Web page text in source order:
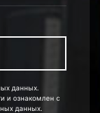
данных.
и ознакомлен с
данных.